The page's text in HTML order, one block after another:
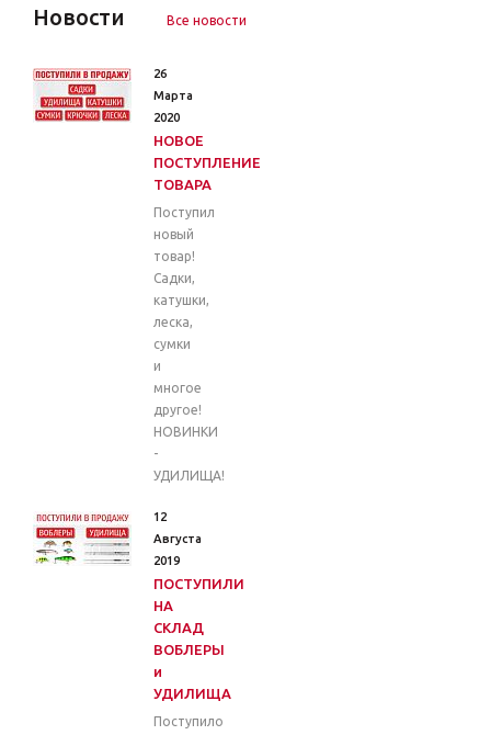
Новости Все новости
26
Марта
2020
НОВОЕ
ПОСТУПЛЕНИЕ
ТОВАРА
Поступил
новый
товар!
Садки,
катушки,
леска,
сумки
и
многое
другое!
НОВИНКИ
-
УДИЛИЩА!
12
Августа
2019
ПОСТУПИЛИ
НА
СКЛАД
ВОБЛЕРЫ
и
УДИЛИЩА
Поступило